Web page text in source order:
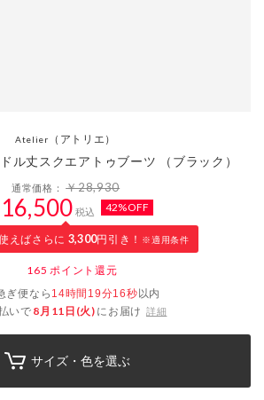
Atelier （アトリエ）
ル丈スクエアトゥブーツ （ブラック）
通常価格：￥28,930
税込 42%OFF
えばさらに 3,300円引き！ ※適用条件
165 ポイント還元
ぎ便なら 14時間19分16秒以内
いで 8月11日(火) にお届け 詳細
サイズ・色を選ぶ